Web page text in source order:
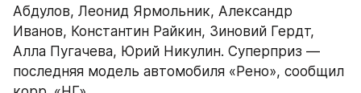
Абдулов, Леонид Ярмольник, Александр
Иванов, Константин Райкин, Зиновий Гердт,
Алла Пугачева, Юрий Никулин. Суперприз —
последняя модель автомобиля «Рено», сообщил